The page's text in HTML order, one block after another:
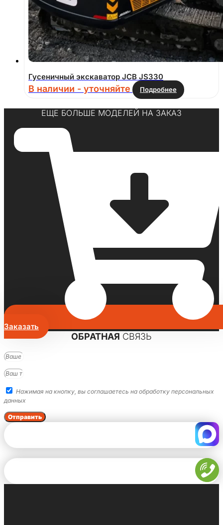
Гусеничный экскаватор JCB JS330
В наличии - уточняйте Подробнее
ЕЩЕ БОЛЬШЕ МОДЕЛЕЙ НА ЗАКАЗ
Заказать
ОБРАТНАЯ СВЯЗЬ
Нажимая на кнопку, вы соглашаетесь на обработку персональных
данных
Отправить